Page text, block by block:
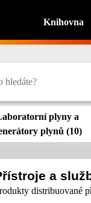
Knihovna
plyny a
plynů (10)
a
distribuované